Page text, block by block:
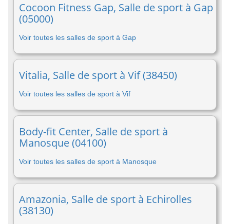
Cocoon Fitness Gap, Salle de sport à Gap
(05000)
Voir toutes les salles de sport à Gap
Vitalia, Salle de sport à Vif (38450)
Voir toutes les salles de sport à Vif
Body-fit Center, Salle de sport à
Manosque (04100)
Voir toutes les salles de sport à Manosque
Amazonia, Salle de sport à Echirolles
(38130)